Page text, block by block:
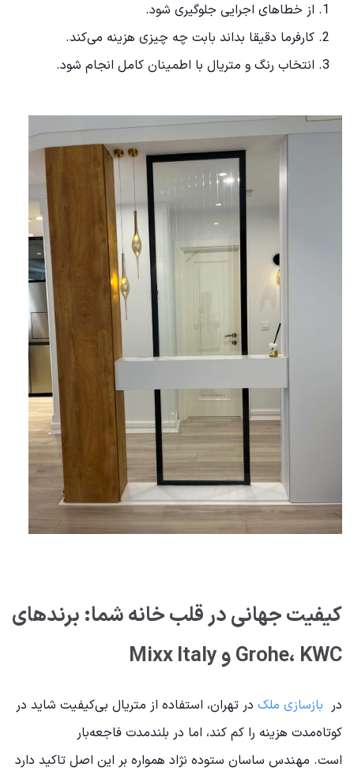
از خطاهای اجرایی جلوگیری شود.
کارفرما دقیقا بداند بابت چه چیزی هزینه می‌کند.
انتخاب رنگ و متریال با اطمینان کامل انجام شود.
کیفیت جهانی در قلب خانه شما: برندهای
Grohe، KWC و Mixx Italy
در بازسازی ملک در تهران، استفاده از متریال بی‌کیفیت شاید در
کوتاه‌مدت هزینه را کم کند، اما در بلندمدت فاجعه‌بار
است. مهندس ساسان ستوده نژاد همواره بر این اصل تاکید دارد